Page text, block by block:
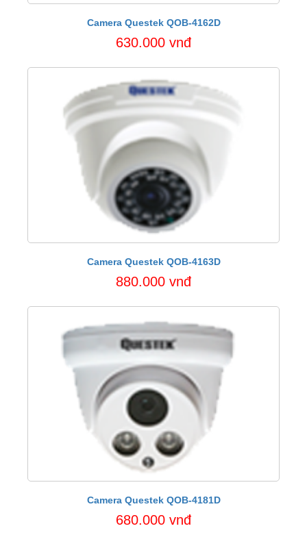
Camera Questek QOB-4162D
630.000 vnđ
Camera Questek QOB-4163D
880.000 vnđ
Camera Questek QOB-4181D
680.000 vnđ